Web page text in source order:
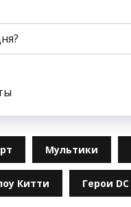
Мультики
Китти Герои DC